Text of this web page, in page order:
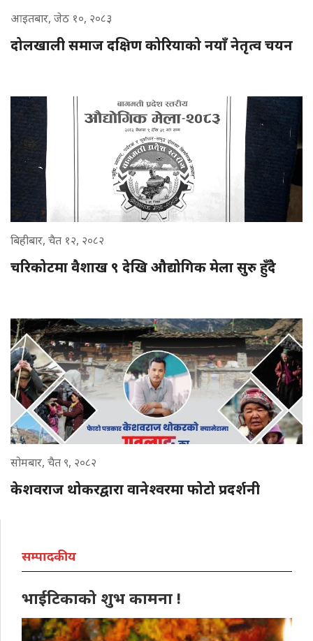
आइतबार, जेठ १०, २०८३
दोलखाली समाज दक्षिण कोरियाको नयाँ नेतृत्व चयन
बिहीबार, चैत १२, २०८२
चरिकोटमा वैशाख ९ देखि औद्योगिक मेला सुरु हुँदै
सोमबार, चैत ९, २०८२
केशवराज थोकरद्वारा वानेश्वरमा फोटो प्रदर्शनी
सम्पादकीय
भाईटिकाको शुभ कामना !